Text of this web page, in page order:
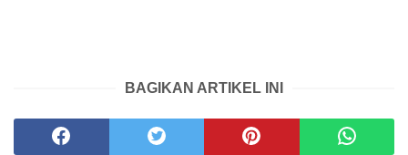
BAGIKAN ARTIKEL INI